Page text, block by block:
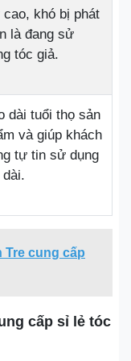
cao, khó bị phát
là đang sử
tóc giả.
dài tuổi thọ sản
và giúp khách
tự tin sử dụng
dài.
Tre cung cấp
cấp sỉ lẻ tóc